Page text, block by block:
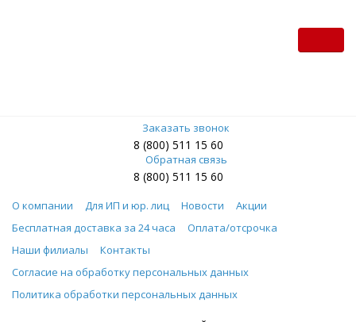
Заказать звонок
8 (800) 511 15 60
Обратная связь
8 (800) 511 15 60
О компании Для ИП и юр. лиц Новости
Акции
Бесплатная доставка за 24 часа
Оплата/отсрочка
Наши филиалы
Контакты
Согласие на обработку персональных данных
Политика обработки персональных данных